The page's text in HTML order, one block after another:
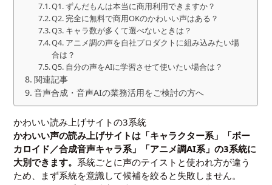
Q1. ずんだもんは本当に商用利用できますか？
Q2. 完全に無料で商用OKのかわいい声はある？
Q3. キャラ数が多くて選べないときは？
Q4. アニメ調の声を自社プロダクトに組み込みたい場
合は？
Q5. 自分の声をAIに学習させて使いたい場合は？
関連記事
音声合成・音声AIの業務活用をご検討の方へ
かわいい読み上げサイトの3系統
かわいい声の読み上げサイトは「キャラクター系」「ボー
カロイド／合成音声キャラ系」「アニメ調AI系」の3系統に
大別できます。 系統ごとに声のテイストと使われ方が違う
ため、まず系統を意識して候補を絞ると失敗しません。